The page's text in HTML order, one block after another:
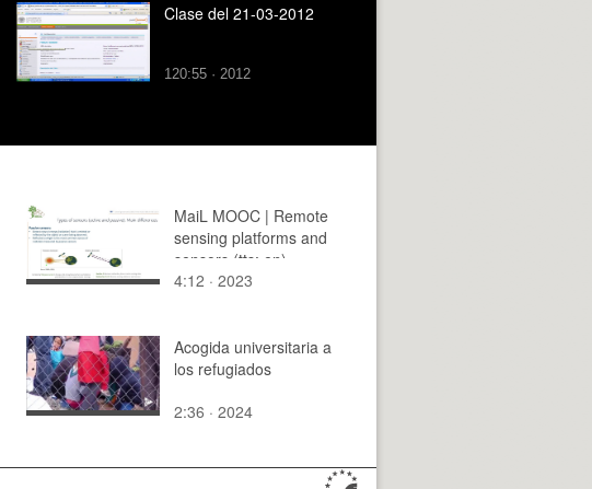
Clase del 21-03-2012
120:55 · 2012
MaiL MOOC | Remote
sensing platforms and
sensors (tts: en)
4:12 · 2023
Acogida universitaria a
los refugiados
2:36 · 2024